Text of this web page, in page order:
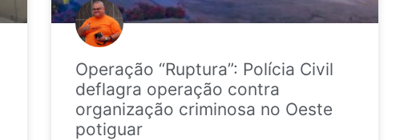
Operação “Ruptura”: Polícia Civil
deflagra operação contra
organização criminosa no Oeste
potiguar